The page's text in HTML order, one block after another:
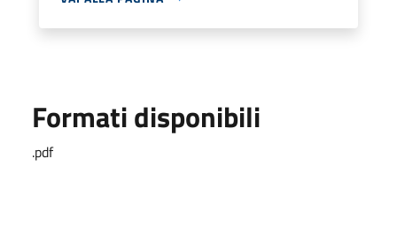
Formati disponibili
.pdf